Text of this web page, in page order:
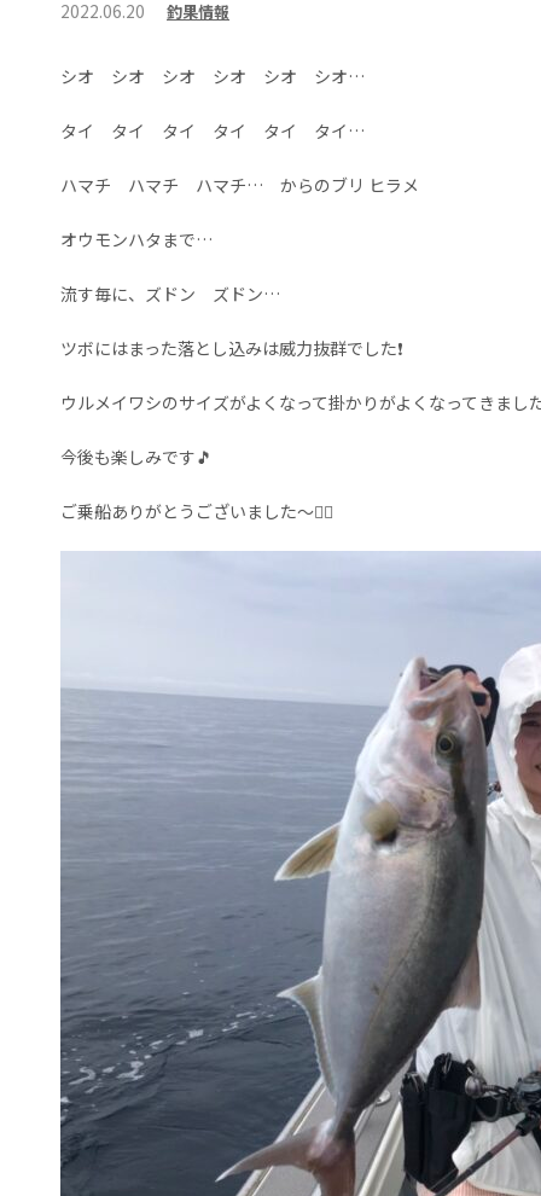
2022.06.20 釣果情報
シオ シオ シオ シオ シオ シオ…
タイ タイ タイ タイ タイ タイ…
ハマチ ハマチ ハマチ… からのブリ ヒラメ
オウモンハタまで…
流す毎に、ズドン ズドン…
ツボにはまった落とし込みは威力抜群でした❗
ウルメイワシのサイズがよくなって掛かりがよくなってきまし
今後も楽しみです🎵
ご乗船ありがとうございました～🙇‍♀️